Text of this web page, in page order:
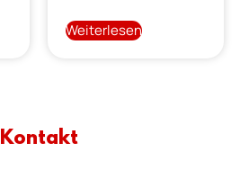
Weiterlesen
Kontakt